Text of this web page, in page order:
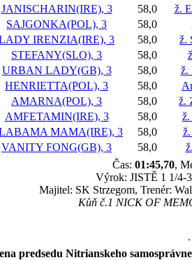
JANISCHARIN(IRE), 3 58,0
ž.
SAJGONKA(POL), 3 58,0
IRENZIA(IRE), 3 58,0
ž.
STEFANY(SLO), 3 58,0
URBAN LADY(GB), 3 58,0
ž.
HENRIETTA(POL), 3 58,0
AMARNA(POL), 3 58,0
ž.
AMFETAMIN(IRE), 3 58,0
ž.
MAMA(IRE), 3 58,0
VANITY FONG(GB), 3 58,0
Čas: 01:45,70,
Výrok: JISTĚ 1 1/4-
Majitel: SK Strzegom, Trenér:
Kůň č.1 NICK OF
predsedu Nitrianskeho